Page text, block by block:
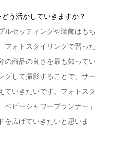
う活かしていきますか？
ルセッティングや装飾はもち
フォトスタイリングで習った
の商品の良さを最も知ってい
グして撮影することで、サー
ていきたいです。フォトスタ
ビーシャワープランナー」
を広げていきたいと思いま